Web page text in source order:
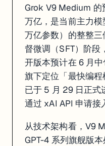
: Gemini 3.5 Flash 正式
在 Google I/O 2026 上，Google
Managed Agents 的战略意义不
需要注意的是，6 月 8 日起所有
来源:Google AI for
3. Anthropic 6 月 15
Grok V9 Medium 的
万亿，是当前主力
万亿参数）的整整
督微调（SFT）阶段
开版本预计在 6 月
旗下定位「最快编
已于 5 月 29 日正式
通过 xAI API 申请接
从技术架构看，V9
GPT-4 系列旗舰版